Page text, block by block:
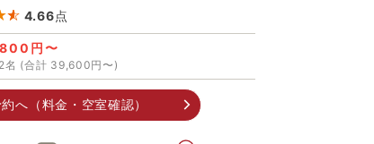
4.66点
円〜
名 (合計 39,600円〜)
へ（料金・空室確認）